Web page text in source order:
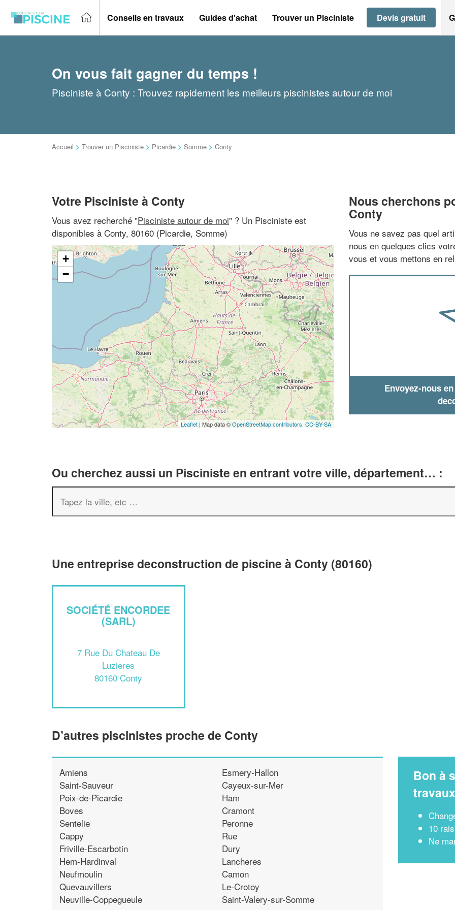
Conseils en travaux Guides d'achat Trouver un Pisciniste Devis gratuit
On vous fait gagner du temps !
Pisciniste à Conty : Trouvez rapidement les meilleurs piscinistes autour de moi
Accueil > Trouver un Pisciniste > Picardie > Somme > Conty
Votre Pisciniste à Conty
Vous avez recherché "Pisciniste autour de moi" ? Un Pisciniste est
disponibles à Conty, 80160 (Picardie, Somme)
+
−
Leaflet | Map data ©OpenStreetMap contributors, CC-BY-SA
Nous cherchons
Conty
Vous ne savez pas quel
nous en quelques clics
vous et vous mettons en
Envoyez-nous
Ou cherchez aussi un Pisciniste en entrant votre ville, département… :
Une entreprise deconstruction de piscine à Conty (80160)
SOCIÉTÉ ENCORDEE
(SARL)
7 Rue Du Chateau De
Luzieres
80160 Conty
D’autres piscinistes proche de Conty
Amiens
Saint-Sauveur
Poix-de-Picardie
Boves
Sentelie
Cappy
Friville-Escarbotin
Hem-Hardinval
Neufmoulin
Quevauvillers
Neuville-Coppegueule
Esmery-Hallon
Cayeux-sur-Mer
Ham
Cramont
Peronne
Rue
Dury
Lancheres
Camon
Le-Crotoy
Saint-Valery-sur-Somme
Bon à
travaux
10
Ne